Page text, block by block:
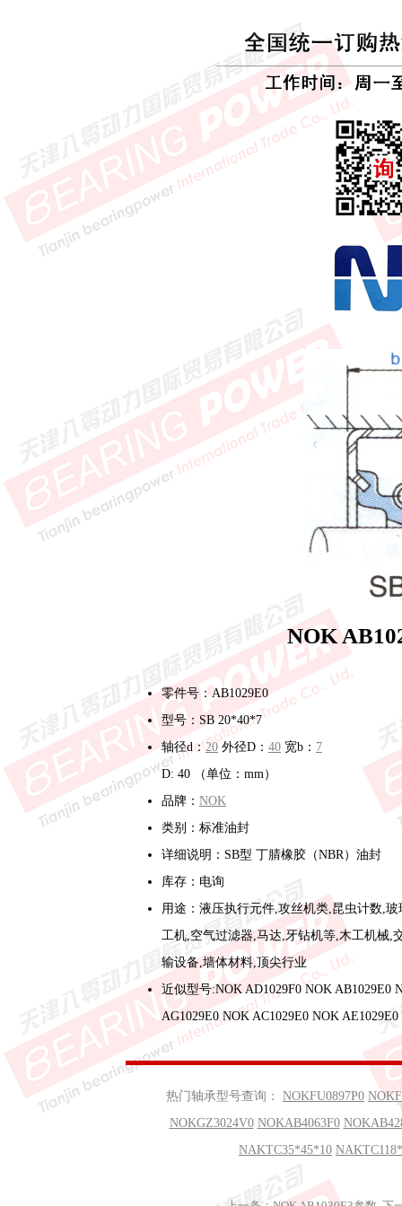
NOK
零件号：AB1029E0
型号：SB 20*40*7
轴径d：20 外径D： 40 宽b： 7
D: 40 （单位：mm）
品牌： NOK
类别：标准油封
详细说明：SB型 丁腈橡胶（NBR）油封
库存：电询
用途：液压执行元件,攻丝机类,昆虫计数,玻
工机,空气过滤器,马达,牙钻机等,木工机械,
输设备,墙体材料,顶尖行业
近似型号:NOK AD1029F0 NOK AB1029E0
AG1029E0 NOK AC1029E0 NOK AE1029E0
热门轴承型号查询： NOKFU0897P0
NOKGZ3024V0 NOKAB4063F0
NAKTC35*45*10